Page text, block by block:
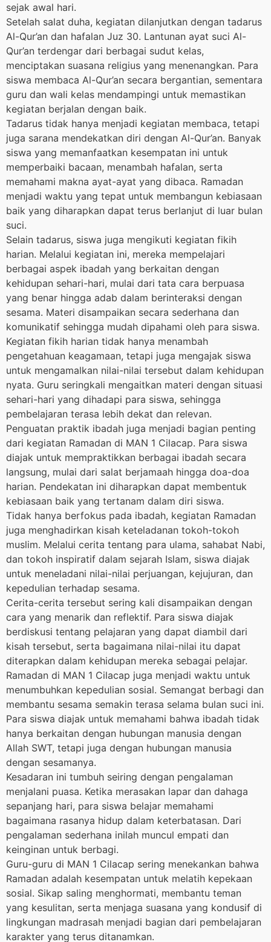
sejak awal hari.
Setelah salat duha, kegiatan dilanjutkan dengan tadarus
Al-Qur’an dan hafalan Juz 30. Lantunan ayat suci Al-
Qur’an terdengar dari berbagai sudut kelas,
menciptakan suasana religius yang menenangkan. Para
siswa membaca Al-Qur’an secara bergantian, sementara
guru dan wali kelas mendampingi untuk memastikan
kegiatan berjalan dengan baik.
Tadarus tidak hanya menjadi kegiatan membaca, tetapi
juga sarana mendekatkan diri dengan Al-Qur’an. Banyak
siswa yang memanfaatkan kesempatan ini untuk
memperbaiki bacaan, menambah hafalan, serta
memahami makna ayat-ayat yang dibaca. Ramadan
menjadi waktu yang tepat untuk membangun kebiasaan
baik yang diharapkan dapat terus berlanjut di luar bulan
suci.
Selain tadarus, siswa juga mengikuti kegiatan fikih
harian. Melalui kegiatan ini, mereka mempelajari
berbagai aspek ibadah yang berkaitan dengan
kehidupan sehari-hari, mulai dari tata cara berpuasa
yang benar hingga adab dalam berinteraksi dengan
sesama. Materi disampaikan secara sederhana dan
komunikatif sehingga mudah dipahami oleh para siswa.
Kegiatan fikih harian tidak hanya menambah
pengetahuan keagamaan, tetapi juga mengajak siswa
untuk mengamalkan nilai-nilai tersebut dalam kehidupan
nyata. Guru seringkali mengaitkan materi dengan situasi
sehari-hari yang dihadapi para siswa, sehingga
pembelajaran terasa lebih dekat dan relevan.
Penguatan praktik ibadah juga menjadi bagian penting
dari kegiatan Ramadan di MAN 1 Cilacap. Para siswa
diajak untuk mempraktikkan berbagai ibadah secara
langsung, mulai dari salat berjamaah hingga doa-doa
harian. Pendekatan ini diharapkan dapat membentuk
kebiasaan baik yang tertanam dalam diri siswa.
Tidak hanya berfokus pada ibadah, kegiatan Ramadan
juga menghadirkan kisah keteladanan tokoh-tokoh
muslim. Melalui cerita tentang para ulama, sahabat Nabi,
dan tokoh inspiratif dalam sejarah Islam, siswa diajak
untuk meneladani nilai-nilai perjuangan, kejujuran, dan
kepedulian terhadap sesama.
Cerita-cerita tersebut sering kali disampaikan dengan
cara yang menarik dan reflektif. Para siswa diajak
berdiskusi tentang pelajaran yang dapat diambil dari
kisah tersebut, serta bagaimana nilai-nilai itu dapat
diterapkan dalam kehidupan mereka sebagai pelajar.
Ramadan di MAN 1 Cilacap juga menjadi waktu untuk
menumbuhkan kepedulian sosial. Semangat berbagi dan
membantu sesama semakin terasa selama bulan suci ini.
Para siswa diajak untuk memahami bahwa ibadah tidak
hanya berkaitan dengan hubungan manusia dengan
Allah SWT, tetapi juga dengan hubungan manusia
dengan sesamanya.
Kesadaran ini tumbuh seiring dengan pengalaman
menjalani puasa. Ketika merasakan lapar dan dahaga
sepanjang hari, para siswa belajar memahami
bagaimana rasanya hidup dalam keterbatasan. Dari
pengalaman sederhana inilah muncul empati dan
keinginan untuk berbagi.
Guru-guru di MAN 1 Cilacap sering menekankan bahwa
Ramadan adalah kesempatan untuk melatih kepekaan
sosial. Sikap saling menghormati, membantu teman
yang kesulitan, serta menjaga suasana yang kondusif di
lingkungan madrasah menjadi bagian dari pembelajaran
karakter yang terus ditanamkan.